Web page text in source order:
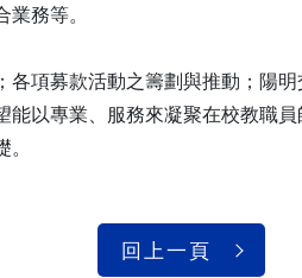
務等。
項募款活動之籌劃與推動；陽
以專業、服務來凝聚在校教職
回上一頁